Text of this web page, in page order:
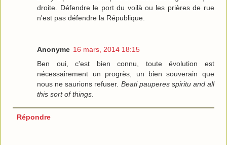
droite. Défendre le port du voilà ou les prières de rue
n'est pas défendre la République.
Anonyme 16 mars, 2014 18:15
Ben oui, c'est bien connu, toute évolution est
nécessairement un progrès, un bien souverain que
nous ne saurions refuser. Beati pauperes spiritu and all
this sort of things
Répondre